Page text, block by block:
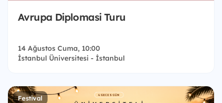
Avrupa Diplomasi Turu
14 Ağustos Cuma, 10:00
İstanbul Üniversitesi - İstanbul
Festival